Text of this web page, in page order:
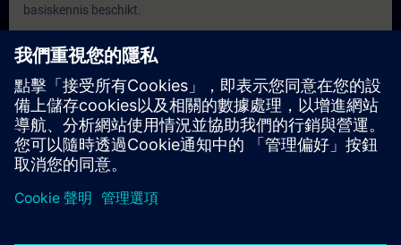
basiskennis beschikt.
Er isgeen tijdslimiet
Als umeer dan 70% correct
antwoordt, bent u klaar om
aan de cursus deel te nemen.
Als uminder dan 70%scoort, raden wij u aan de cursus
SIMATIC S7 TIA Portal Programmeren 2(TIA-PRO2) te
volgen om uw basis op te bouwen.